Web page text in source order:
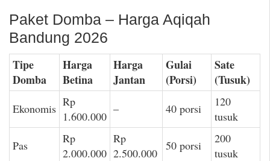
Paket Domba – Harga Aqiqah
Bandung 2026
Tipe
Domba
Harga
Betina
Harga
Jantan
Gulai
(Porsi)
Sate
(Tusuk)
Ekonomis Rp
1.600.000
– 40 porsi
120
tusuk
Pas
Rp
2.000.000
Rp
2.500.000
50 porsi
200
tusuk